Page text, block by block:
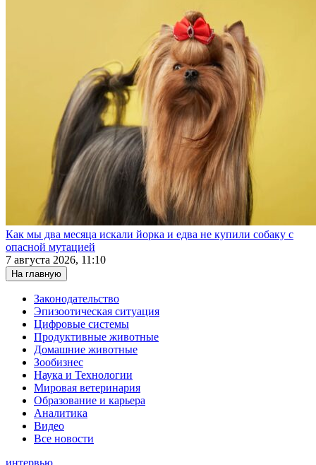
Как мы два месяца искали йорка и едва не купили собаку с
опасной мутацией
7 августа 2026, 11:10
На главную
Законодательство
Эпизоотическая ситуация
Цифровые системы
Продуктивные животные
Домашние животные
Зообизнес
Наука и Технологии
Мировая ветеринария
Образование и карьера
Аналитика
Видео
Все новости
интервью